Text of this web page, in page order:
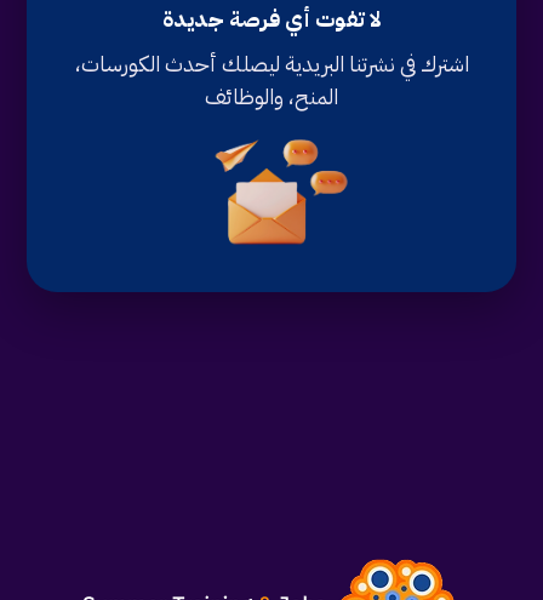
لا تفوت أي فرصة جديدة
اشترك في نشرتنا البريدية ليصلك أحدث الكورسات،
المنح، والوظائف